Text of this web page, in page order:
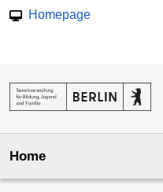
Homepage
Home